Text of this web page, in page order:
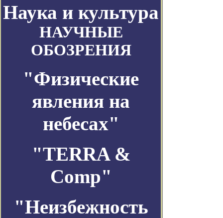
Наука и культура
НАУЧНЫЕ
ОБОЗРЕНИЯ
"Физические
явления на
небесах"
"TERRA &
Comp"
"Неизбежность